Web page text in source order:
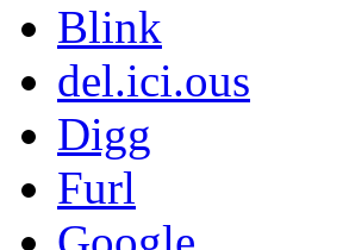
Blink
del.ici.ous
Digg
Furl